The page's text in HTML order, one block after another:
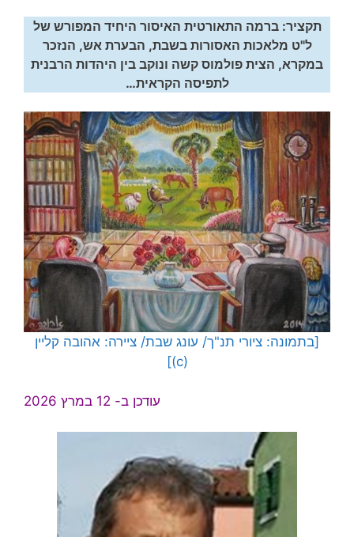
תקציר: ברמה התאורטית האיסור היחיד המפורש של
ל"ט מלאכות האסורות בשבת, הבערת אש, הנזכר
במקרא, הצית פולמוס קשה ונוקב בין היהדות הרבנית
לתפיסה הקראית…
[בתמונה: ציורי תנ"ך/ עונג שבת/ ציירה: אהובה קליין
(c)]
עודכן ב- 12 במרץ 2026